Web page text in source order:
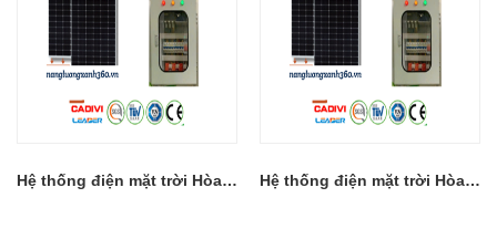
Hệ thống điện mặt trời Hòa lưới có Lưu trữ 12KW 3P Hệ thống điện mặt trời Hòa Lưới có Lưu Trữ 8KW 1P